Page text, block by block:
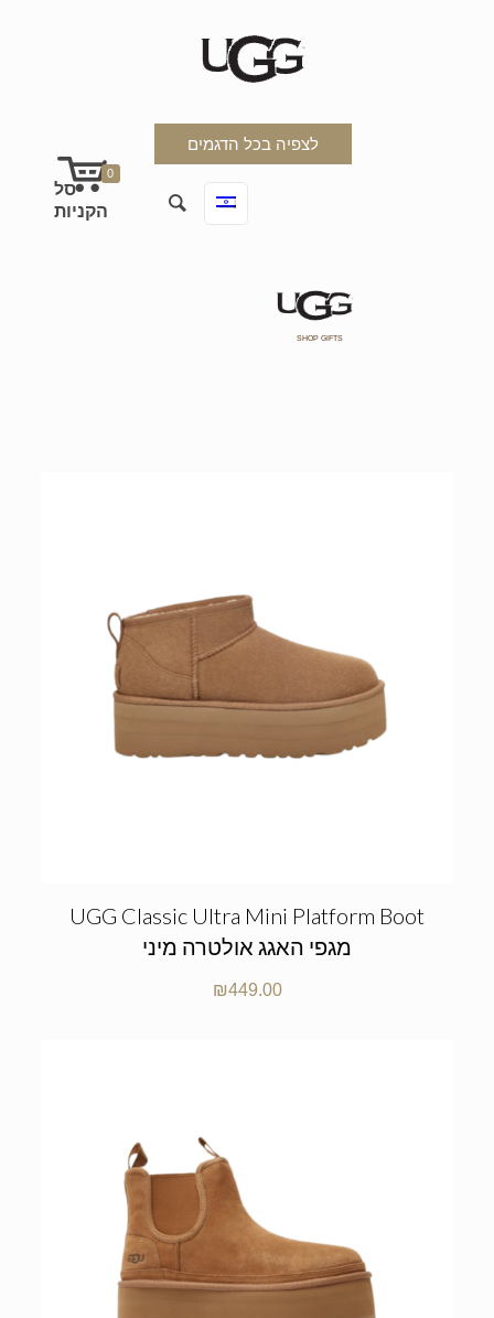
לצפיה בכל הדגמים
0
SHOP GIFTS
UGG Classic Ultra Mini Platform Boot
מגפי האגג אולטרה מיני
₪449.00